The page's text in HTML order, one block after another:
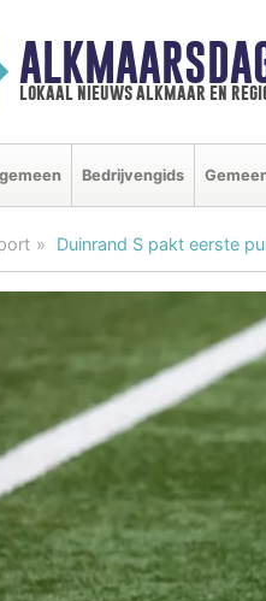
lokaal nieuws alkmaar en
Bedrijvengids
Duinrand S pakt eerste